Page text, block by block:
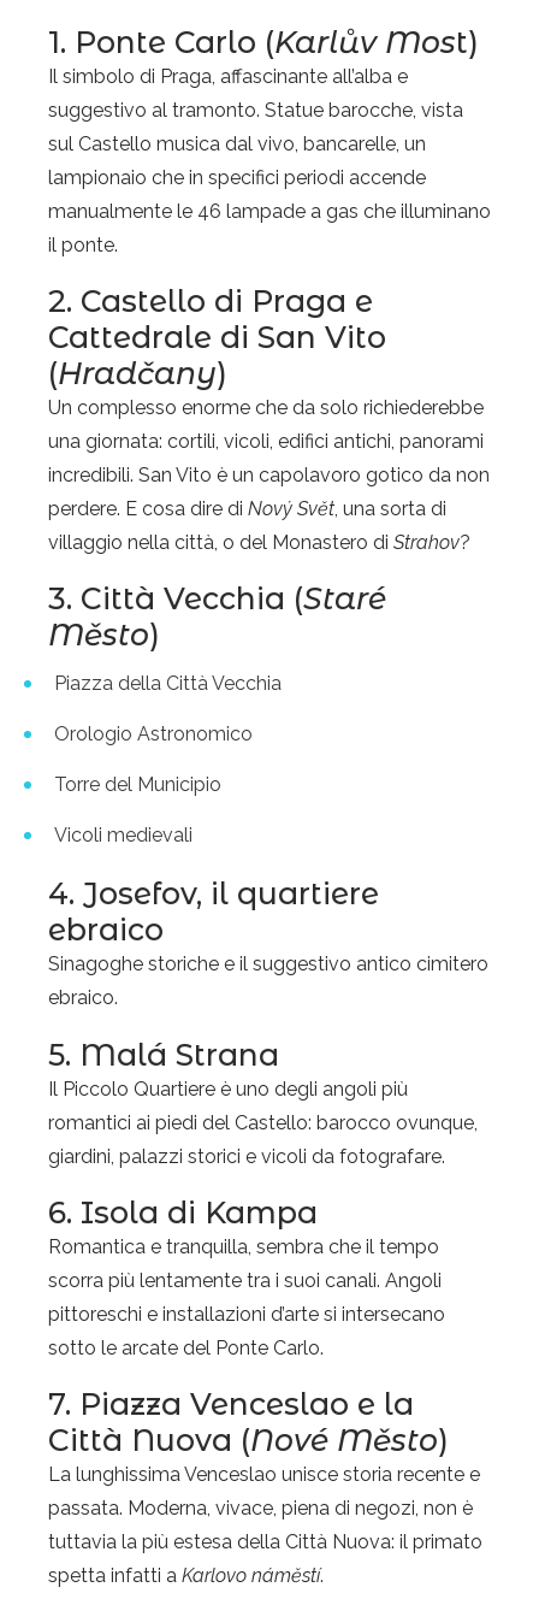
1. Ponte Carlo (Karlův Most)
Il simbolo di Praga, affascinante all’alba e
suggestivo al tramonto. Statue barocche, vista
sul Castello musica dal vivo, bancarelle, un
lampionaio che in specifici periodi accende
manualmente le 46 lampade a gas che illuminano
il ponte.
2. Castello di Praga e
Cattedrale di San Vito
(Hradčany)
Un complesso enorme che da solo richiederebbe
una giornata: cortili, vicoli, edifici antichi, panorami
incredibili. San Vito è un capolavoro gotico da non
perdere. E cosa dire di Nový Svět, una sorta di
villaggio nella città, o del Monastero di Strahov?
3. Città Vecchia (Staré
Město)
Piazza della Città Vecchia
Orologio Astronomico
Torre del Municipio
Vicoli medievali
4. Josefov, il quartiere
ebraico
Sinagoghe storiche e il suggestivo antico cimitero
ebraico.
5. Malá Strana
Il Piccolo Quartiere è uno degli angoli più
romantici ai piedi del Castello: barocco ovunque,
giardini, palazzi storici e vicoli da fotografare.
6. Isola di Kampa
Romantica e tranquilla, sembra che il tempo
scorra più lentamente tra i suoi canali. Angoli
pittoreschi e installazioni d’arte si intersecano
sotto le arcate del Ponte Carlo.
7. Piazza Venceslao e la
Città Nuova (Nové Město)
La lunghissima Venceslao unisce storia recente e
passata. Moderna, vivace, piena di negozi, non è
tuttavia la più estesa della Città Nuova: il primato
spetta infatti a Karlovo náměstí.